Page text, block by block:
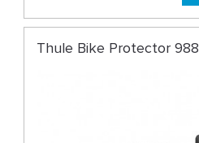
Thule Bike Protector 988